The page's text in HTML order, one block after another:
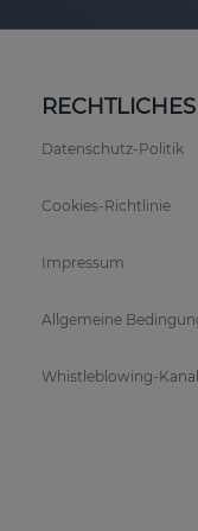
RECHTLICHES
Datenschutz-Politik
Cookies-Richtlinie
Impressum
Allgemeine
Whistleblowing-Kanal